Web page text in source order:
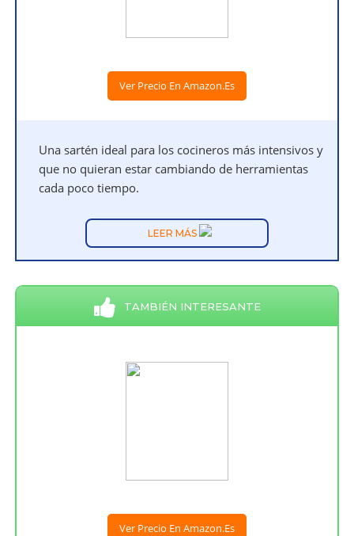
Ver Precio En Amazon.es
Una sartén ideal para los cocineros más intensivos y
que no quieran estar cambiando de herramientas
cada poco tiempo.
LEER MÁS
TAMBIÉN INTERESANTE
Ver Precio En Amazon.es